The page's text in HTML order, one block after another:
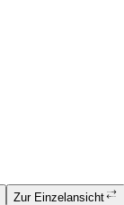
Zur Einzelansicht